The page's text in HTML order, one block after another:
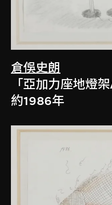
倉俁史朗
「亞加力座地燈
約1986年